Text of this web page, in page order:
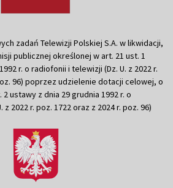
zadań Telewizji Polskiej S.A. w likwidacji,
publicznej określonej w art. 21 ust. 1
r. o radiofonii i telewizji (Dz. U. z 2022 r.
96) poprzez udzielenie dotacji celowej, o
ustawy z dnia 29 grudnia 1992 r. o
2022 r. poz. 1722 oraz z 2024 r. poz. 96)